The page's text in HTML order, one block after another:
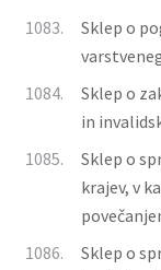
1083.
Sklep o
1084.
Sklep o
in
1085.
Sklep o
krajev, v
1086.
Sklep o